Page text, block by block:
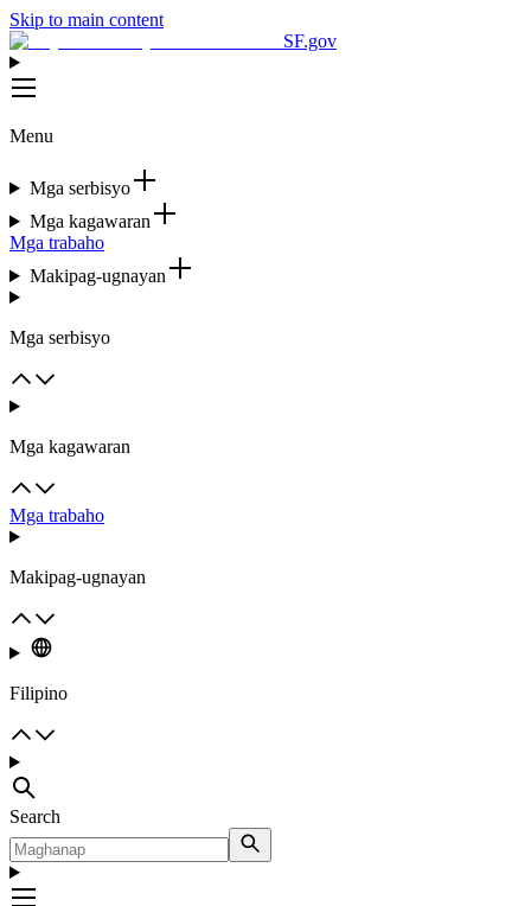
Skip to main content
SF.gov
Menu
Mga serbisyo
Mga kagawaran
Mga trabaho
Makipag-ugnayan
Mga serbisyo
Mga kagawaran
Mga trabaho
Makipag-ugnayan
Filipino
Search